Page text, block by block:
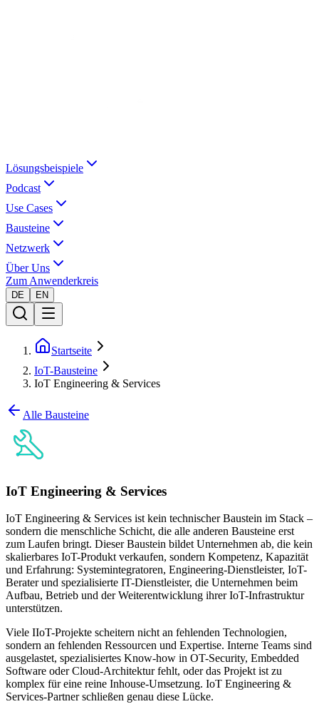
Lösungsbeispiele
Podcast
Use Cases
Bausteine
Netzwerk
Über Uns
Zum Anwenderkreis
DE EN
Startseite
IoT-Bausteine
IoT Engineering & Services
Alle Bausteine
IoT Engineering & Services
IoT Engineering & Services ist kein technischer Baustein im Stack –
sondern die menschliche Schicht, die alle anderen Bausteine erst
zum Laufen bringt. Dieser Baustein bildet Unternehmen ab, die kein
skalierbares IoT-Produkt verkaufen, sondern Kompetenz, Kapazität
und Erfahrung: Systemintegratoren, Engineering-Dienstleister, IoT-
Berater und spezialisierte IT-Dienstleister, die Unternehmen beim
Aufbau, Betrieb und der Weiterentwicklung ihrer IoT-Infrastruktur
unterstützen.
Viele IIoT-Projekte scheitern nicht an fehlenden Technologien,
sondern an fehlenden Ressourcen und Expertise. Interne Teams sind
ausgelastet, spezialisiertes Know-how in OT-Security, Embedded
Software oder Cloud-Architektur fehlt, oder das Projekt ist zu
komplex für eine reine Inhouse-Umsetzung. IoT Engineering &
Services-Partner schließen genau diese Lücke.